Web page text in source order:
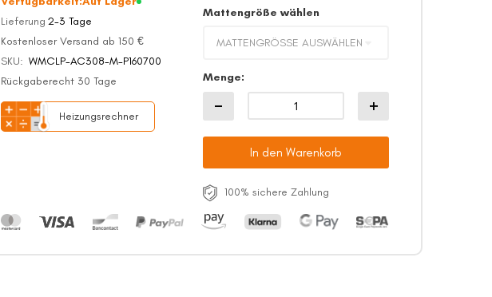
Lieferung 2-3 Tage
Kostenloser Versand ab 150 €
Rückgaberecht 30 Tage
Heizungsrechner
SKU WMCLP-AC308-M-P160700
Mattengröße wählen
Menge
In den Warenkorb
100% sichere Zahlung